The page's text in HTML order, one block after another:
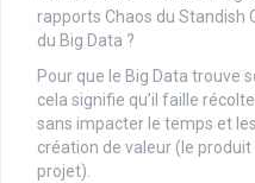
rapports Chaos du Standish
du Big Data ?
Pour que le Big Data trouve
cela signifie qu’il faille
sans impacter le temps et
création de valeur (le
projet).